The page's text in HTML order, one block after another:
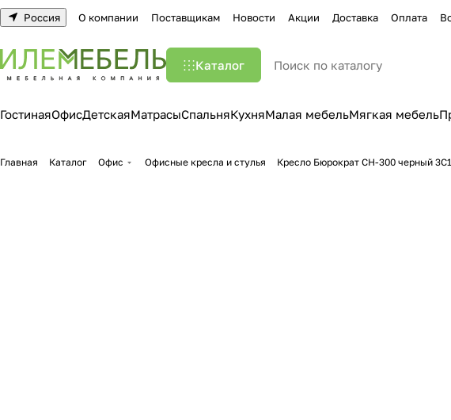
Россия О компании Поставщикам Новости Акции Доставка Оплата
Каталог
ГостинаяОфисДетскаяМатрасыСпальняКухняМалая мебельМягкая мебель
Главная Каталог Офис Офисные кресла и стулья Кресло Бюрократ CH-300 черный